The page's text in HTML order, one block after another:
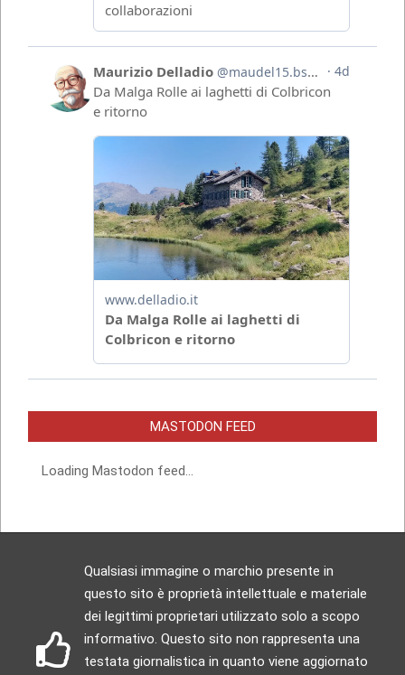
MASTODON FEED
Loading Mastodon feed...
Qualsiasi immagine o marchio presente in
questo sito è proprietà intellettuale e materiale
dei legittimi proprietari utilizzato solo a scopo
informativo. Questo sito non rappresenta una
testata giornalistica in quanto viene aggiornato